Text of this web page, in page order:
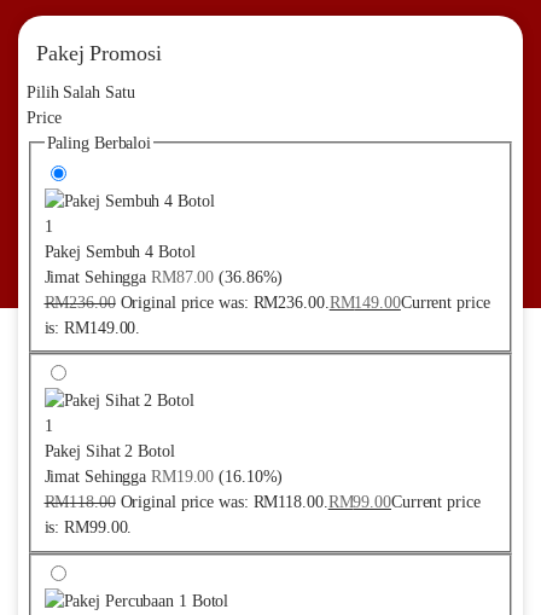
Pakej Promosi
Pilih Salah Satu
Price
Paling Berbaloi
1
Pakej Sembuh 4 Botol
Jimat Sehingga RM87.00 (36.86%)
RM236.00 Original price was: RM236.00. RM149.00Current price
is: RM149.00.
1
Pakej Sihat 2 Botol
Jimat Sehingga RM19.00 (16.10%)
RM118.00 Original price was: RM118.00.RM99.00Current price
is: RM99.00.